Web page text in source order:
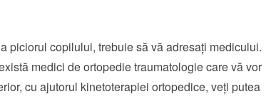
piciorul copilului, trebuie să vă adresaţi medicului.
medici de ortopedie traumatologie care vă vor
cu ajutorul kinetoterapiei ortopedice, veţi putea